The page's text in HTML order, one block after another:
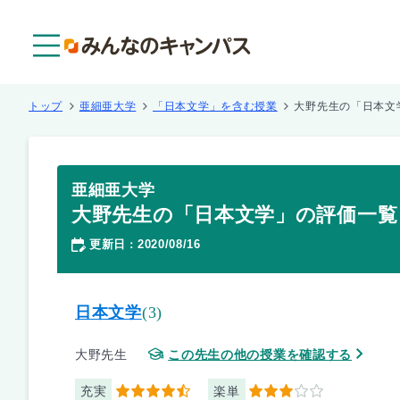
トップ 亜細亜大学 「日本文学」を含む授業 大野先生の「日本文
亜細亜大学
大野先生の「日本文学」の評価一覧
更新日 ： 2020/08/16
日本文学(3)
大野先生 この先生の他の授業を確認する
充実 4.5 楽単 3